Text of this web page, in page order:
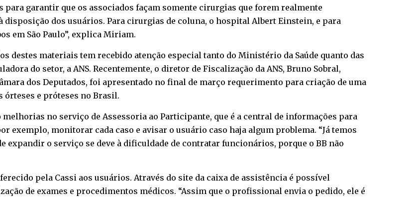
para garantir que os associados façam somente cirurgias que forem realmente
disposição dos usuários. Para cirurgias de coluna, o hospital Albert Einstein, e para
em São Paulo”, explica Miriam.
destes materiais tem recebido atenção especial tanto do Ministério da Saúde quanto das
do setor, a ANS. Recentemente, o diretor de Fiscalização da ANS, Bruno Sobral,
dos Deputados, foi apresentado no final de março requerimento para criação de uma
órteses e próteses no Brasil.
no serviço de Assessoria ao Participante, que é a central de informações para
exemplo, monitorar cada caso e avisar o usuário caso haja algum problema. “Já temos
expandir o serviço se deve à dificuldade de contratar funcionários, porque o BB não
pela Cassi aos usuários. Através do site da caixa de assistência é possível
de exames e procedimentos médicos. “Assim que o profissional envia o pedido, ele é